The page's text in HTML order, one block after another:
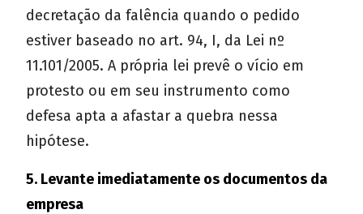
decretação da falência quando o pedido
estiver baseado no art. 94, I, da Lei nº
11.101/2005. A própria lei prevê o vício em
protesto ou em seu instrumento como
defesa apta a afastar a quebra nessa
hipótese.
5. Levante imediatamente os documentos da
empresa